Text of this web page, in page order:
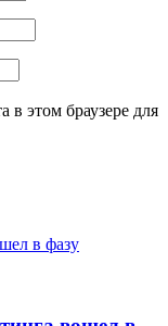
в этом браузере для
в фазу